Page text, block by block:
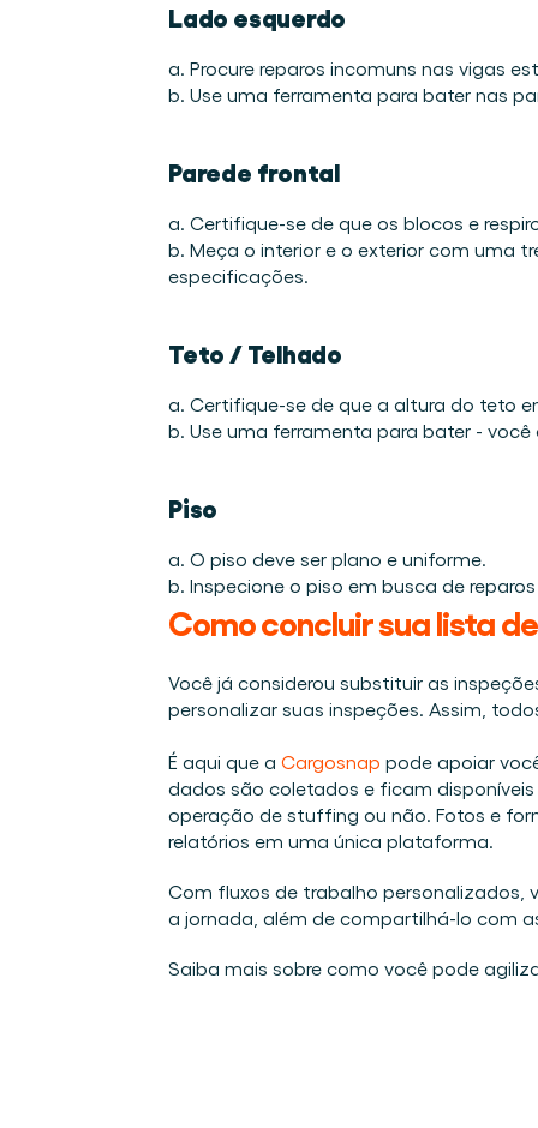
Lado esquerdo
a. Procure reparos incomuns nas vigas
b. Use uma ferramenta para bater nas
Parede frontal
a. Certifique-se de que os blocos e
b. Meça o interior e o exterior com uma
especificações.
Teto / Telhado
a. Certifique-se de que a altura do teto
b. Use uma ferramenta para bater -
Piso
a. O piso deve ser plano e uniforme.
b. Inspecione o piso em busca de
Como concluir sua lista
Você já considerou substituir as
personalizar suas inspeções. Assim,
É aqui que a Cargosnap pode apoiar
dados são coletados e ficam
operação de stuffing ou não. Fotos e
relatórios em uma única plataforma.
Com fluxos de trabalho personalizados,
a jornada, além de compartilhá-lo com
Saiba mais sobre como você pode